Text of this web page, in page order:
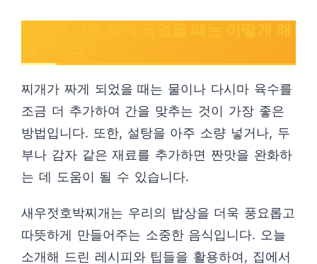
찌개가 짜게 되었을 때는 물이나 다시마 육수를
조금 더 추가하여 간을 맞추는 것이 가장 좋은
방법입니다. 또한, 설탕을 아주 소량 넣거나, 두
부나 감자 같은 재료를 추가하면 짠맛을 완화하
는 데 도움이 될 수 있습니다.
새우젓호박찌개는 우리의 밥상을 더욱 풍요롭고
따뜻하게 만들어주는 소중한 음식입니다. 오늘
소개해 드린 레시피와 팁들을 활용하여, 집에서